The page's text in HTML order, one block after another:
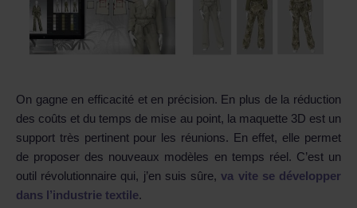
On gagne en efficacité et en précision. En plus de la réduction
des coûts et du temps de mise au point, la maquette 3D est un
support très pertinent pour les réunions. En effet, elle permet
de proposer des nouveaux modèles en temps réel. C’est un
outil révolutionnaire qui, j’en suis sûre,va vite se développer
dans l’industrie textile.